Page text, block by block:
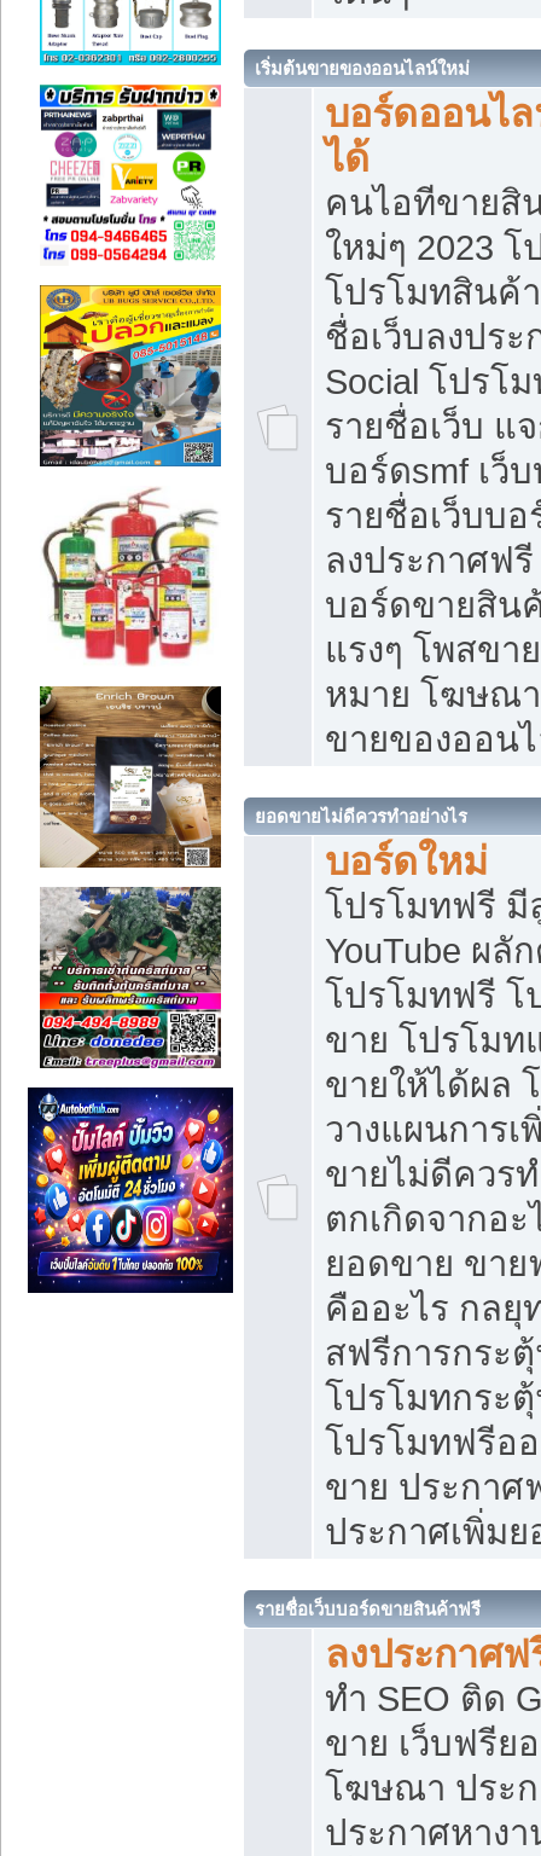
เริ่มต้นขายของออนไลน์ใหม่
บอร์ดออนไ
ได้
คนไอทีขายสิ
ใหม่ๆ 2023
โปรโมทสินค้
ชื่อเว็บลงปร
Social โปรโ
รายชื่อเว็บ แ
บอร์ดsmf เว็
รายชื่อเว็บบ
ลงประกาศฟรี
บอร์ดขายสิน
แรงๆ โพสขา
หมาย โฆษณ
ขายของออน
ยอดขายไม่ดีควรทำอย่างไร
บอร์ดใหม่
โปรโมทฟรี มี
YouTube ผลั
โปรโมทฟรี โ
ขาย โปรโมท
ขายให้ได้ผล
วางแผนการ
ขายไม่ดีควร
ตกเกิดจากอะ
ยอดขาย ขาย
คืออะไร กลยุ
สฟรีการกระ
โปรโมทกระ
โปรโมทฟรีอ
ขาย ประกาศ
ประกาศเพิ่ม
รายชื่อเว็บบอร์ดขายสินค้าฟรี
ลงประกาศฟ
ทำ SEO ติด
ขาย เว็บฟรีย
โฆษณา ประ
ประกาศหาง